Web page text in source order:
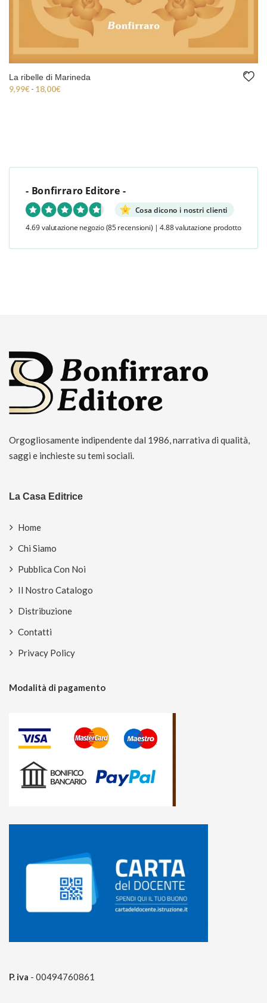
a 18,00€
- Bonfirraro Editore -
Cosa dicono i nostri clienti
4.69 valutazione negozio (85 recensioni) | 4.88 valutazione prodotto
Orgogliosamente indipendente dal 1986, narrativa di qualità,
saggi e inchieste su temi sociali.
La Casa Editrice
Home
Chi Siamo
Pubblica Con Noi
Il Nostro Catalogo
Distribuzione
Contatti
Privacy Policy
Modalità di pagamento
P. iva - 00494760861